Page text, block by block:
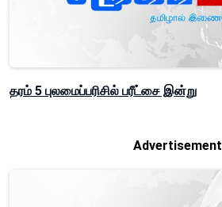
தரம் 5 புலமைப்பரிசில் பரீட்சை இன்று
Advertisement